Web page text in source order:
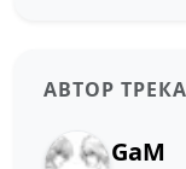
АВТОР ТРЕКА
GaM